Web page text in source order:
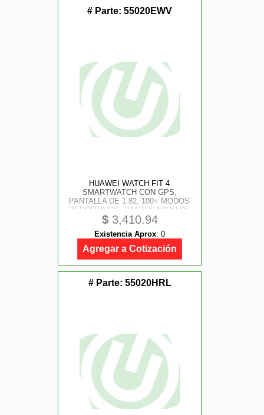
# Parte: 55020EWV
HUAWEI WATCH FIT 4
SMARTWATCH CON GPS,
PANTALLA DE 1.82, 100+ MODOS
DEPORTIVOS, RASTREADOR DE
FITNESS CON SPO AND #8322;,
ASISTENTE DE BIENESTAR
EMOCIONAL, IOS AND ANDROID,
COLOR NEGRO
$3,410.94
Existencia Aprox: 0
Agregar a Cotización
# Parte: 55020HRL